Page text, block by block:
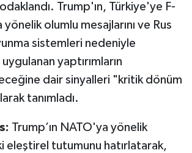
Trump'ın, Türkiye'ye F-
yönelik olumlu mesajlarını ve Rus
sistemleri nedeniyle
yaptırımların
dair sinyalleri "kritik dönüm
tanımladı.
Trump’ın NATO'ya yönelik
eleştirel tutumunu hatırlatarak,